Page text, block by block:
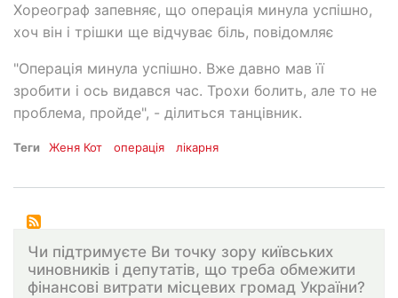
Хореограф запевняє, що операція минула успішно,
хоч він і трішки ще відчуває біль, повідомляє
"Операція минула успішно. Вже давно мав її
зробити і ось видався час. Трохи болить, але то не
проблема, пройде", - ділиться танцівник.
Теги Женя Кот операція лікарня
Чи підтримуєте Ви точку зору київських
чиновників і депутатів, що треба обмежити
фінансові витрати місцевих громад України?